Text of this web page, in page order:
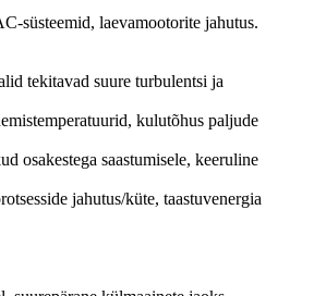
süsteemid, laevamootorite jahutus.
tekitavad suure turbulentsi ja
kulutõhus paljude
osakestega saastumisele, keeruline
jahutus/küte, taastuvenergia